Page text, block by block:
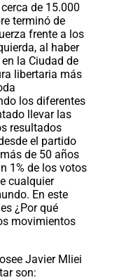
de 15.000
terminó de
frente a los
al haber
la Ciudad de
libertaria más
los diferentes
llevar las
resultados
el partido
de 50 años
1% de los votos
cualquier
En este
¿Por qué
movimientos
Javier Mliei
son: